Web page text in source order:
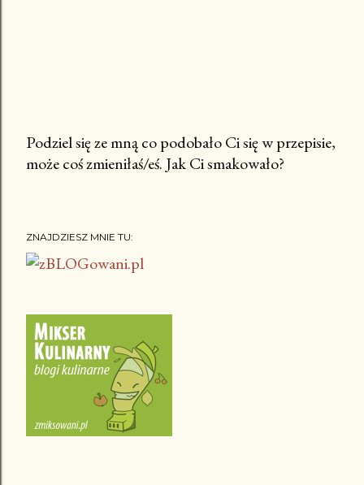
P
ś
l
j
m
t
Podziel się ze mną co podobało Ci się w przepisie,
może coś zmieniłaś/eś. Jak Ci smakowało?
ZNAJDZIESZ MNIE TU: